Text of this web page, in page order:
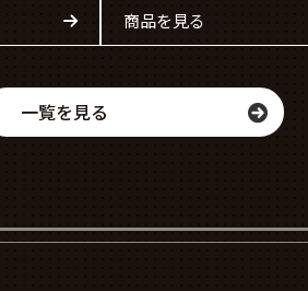
商品を見る
一覧を見る